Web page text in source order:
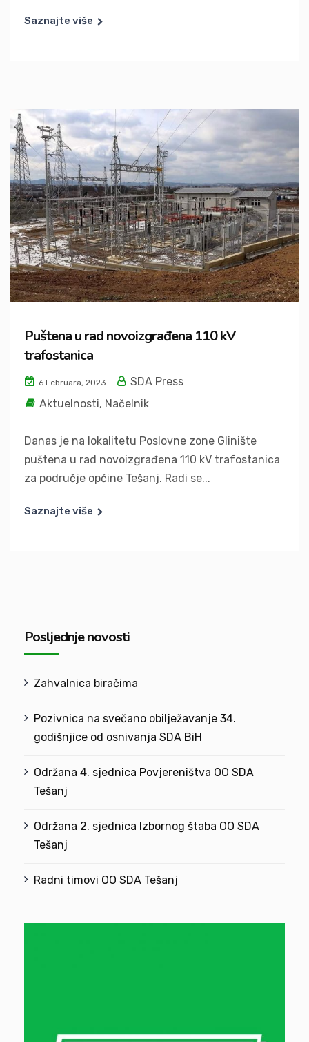
Saznajte više
Puštena u rad novoizgrađena 110 kV
trafostanica
6 Februara, 2023
SDA Press
Aktuelnosti, Načelnik
Danas je na lokalitetu Poslovne zone Glinište
puštena u rad novoizgrađena 110 kV trafostanica
za područje općine Tešanj. Radi se...
Saznajte više
Posljednje novosti
Zahvalnica biračima
Pozivnica na svečano obilježavanje 34.
godišnjice od osnivanja SDA BiH
Održana 4. sjednica Povjereništva OO SDA
Tešanj
Održana 2. sjednica Izbornog štaba OO SDA
Tešanj
Radni timovi OO SDA Tešanj